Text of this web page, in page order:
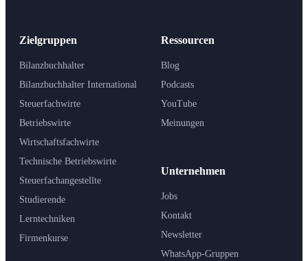
Zielgruppen
Bilanzbuchhalter
Bilanzbuchhalter International
Steuerfachwirte
Betriebswirte
Wirtschaftsfachwirte
Technische Betriebswirte
Steuerfachangestellte
Studierende
Lerntechniken
Firmenkurse
Ressourcen
Blog
Podcasts
YouTube
Meinungen
Unternehmen
Jobs
Kontakt
Newsletter
WhatsApp-Gruppen